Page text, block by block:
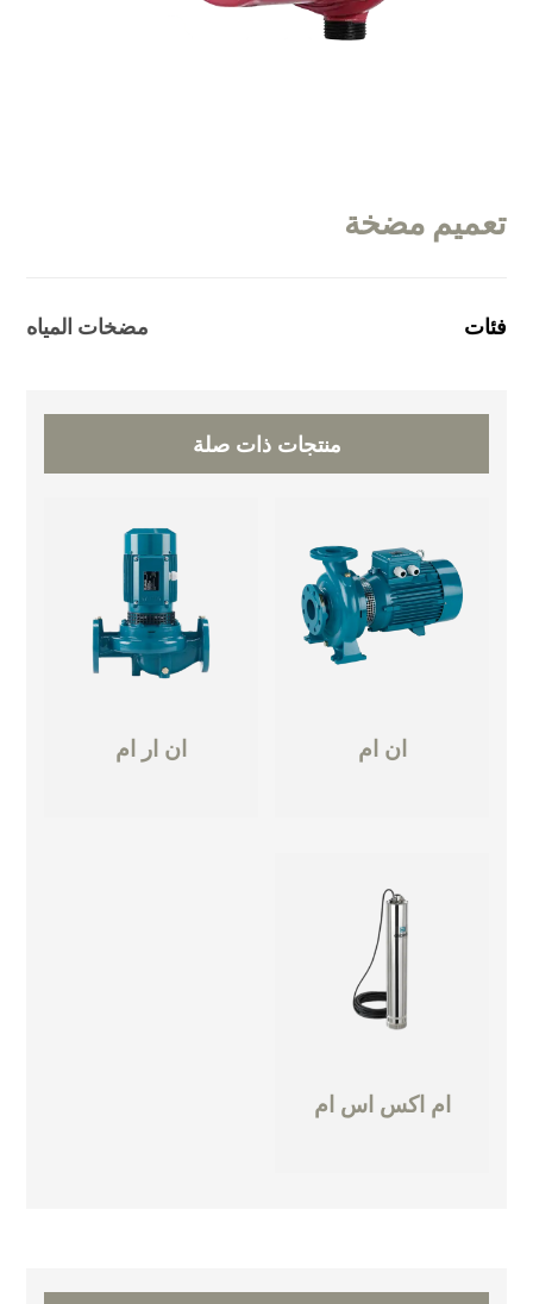
تعميم مضخة
فئات مضخات المياه
منتجات ذات صلة
ان ام ان ار ام
ام اكس اس ام